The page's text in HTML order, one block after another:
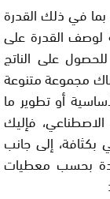
بما في ذلك القدرة
القدرة على
على الناتج
مجموعة متنوعة
أو تطوير ما
فإليك
بكثافة، إلى جانب
بحسب معطيات